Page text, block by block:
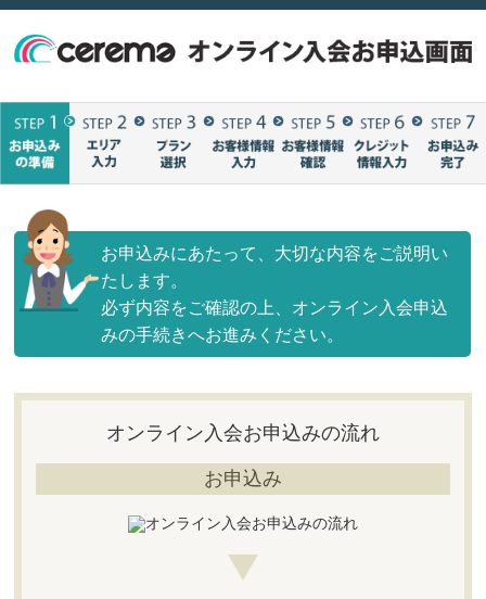
お申込みにあたって、大切な内容をご説明い
たします。
必ず内容をご確認の上、オンライン入会申込
みの手続きへお進みください。
オンライン入会お申込みの流れ
お申込み